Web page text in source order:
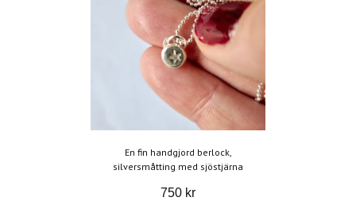
En fin handgjord berlock,
silversmåtting med sjöstjärna
750 kr